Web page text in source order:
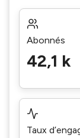
Abonnés
42,1 k
Taux